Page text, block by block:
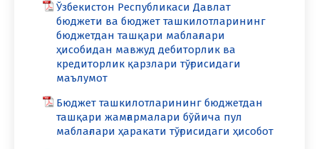
Ўзбекистон Республикаси Давлат
бюджети ва бюджет ташкилотларининг
бюджетдан ташқари маблағлари
ҳисобидан мавжуд дебиторлик ва
кредиторлик қарзлари тўғрисидаги
маълумот
Бюджет ташкилотларининг бюджетдан
ташқари жамғармалари бўйича пул
маблағлари ҳаракати тўғрисидаги ҳисобот